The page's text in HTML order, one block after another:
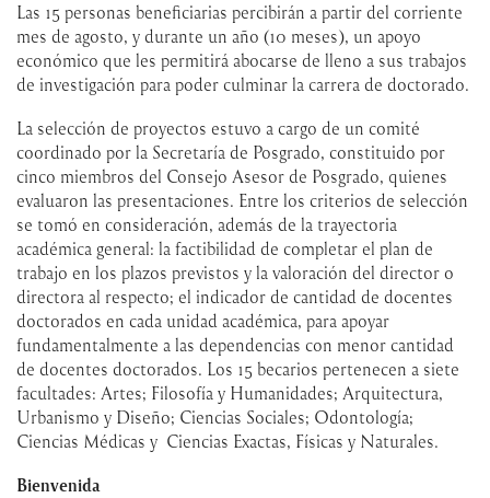
Las 15 personas beneficiarias percibirán a partir del corriente
mes de agosto, y durante un año (10 meses), un apoyo
económico que les permitirá abocarse de lleno a sus trabajos
de investigación para poder culminar la carrera de doctorado.
La selección de proyectos estuvo a cargo de un comité
coordinado por la Secretaría de Posgrado, constituido por
cinco miembros del Consejo Asesor de Posgrado, quienes
evaluaron las presentaciones. Entre los criterios de selección
se tomó en consideración, además de la trayectoria
académica general: la factibilidad de completar el plan de
trabajo en los plazos previstos y la valoración del director o
directora al respecto; el indicador de cantidad de docentes
doctorados en cada unidad académica, para apoyar
fundamentalmente a las dependencias con menor cantidad
de docentes doctorados. Los 15 becarios pertenecen a siete
facultades: Artes; Filosofía y Humanidades; Arquitectura,
Urbanismo y Diseño; Ciencias Sociales; Odontología;
Ciencias Médicas y Ciencias Exactas, Físicas y Naturales.
Bienvenida